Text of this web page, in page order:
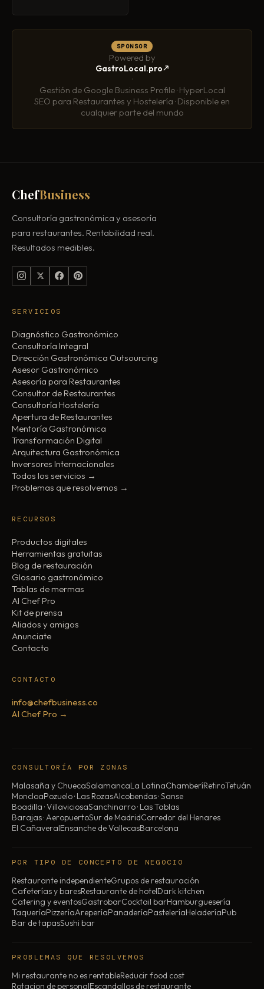
SPONSOR
Powered by
GastroLocal.pro
·
Gestión de Google Business Profile · HyperLocal
SEO para Restaurantes y Hostelería · Disponible en
cualquier parte del mundo
ChefBusiness
Consultoría gastronómica y asesoría
para restaurantes. Rentabilidad real.
Resultados medibles.
SERVICIOS
Diagnóstico Gastronómico
Consultoría Integral
Dirección Gastronómica Outsourcing
Asesor Gastronómico
Asesoría para Restaurantes
Consultor de Restaurantes
Consultoría Hostelería
Apertura de Restaurantes
Mentoría Gastronómica
Transformación Digital
Arquitectura Gastronómica
Inversores Internacionales
Todos los servicios →
Problemas que resolvemos →
RECURSOS
Productos digitales
Herramientas gratuitas
Blog de restauración
Glosario gastronómico
Tablas de mermas
AI Chef Pro
Kit de prensa
Aliados y amigos
Anunciate
Contacto
CONTACTO
info@chefbusiness.co
AI Chef Pro →
CONSULTORÍA POR ZONAS
Malasaña y ChuecaSalamancaLa LatinaChamberíRetiroTetuán
MoncloaPozuelo · Las RozasAlcobendas · Sanse
Boadilla · VillaviciosaSanchinarro · Las Tablas
Barajas · AeropuertoSur de MadridCorredor del Henares
El CañaveralEnsanche de VallecasBarcelona
POR TIPO DE CONCEPTO DE NEGOCIO
Restaurante independienteGrupos de restauración
Cafeterías y baresRestaurante de hotelDark kitchen
Catering y eventosGastrobarCocktail barHamburguesería
TaqueríaPizzeríaAreperíaPanaderíaPasteleríaHeladeríaPub
Bar de tapasSushi bar
PROBLEMAS QUE RESOLVEMOS
Mi restaurante no es rentableReducir food cost
Rotacion de personalEscandallos de restaurante